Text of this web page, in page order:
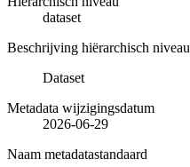
dataset
Beschrijving hiërarchisch niveau
Dataset
Metadata wijzigingsdatum
2026-06-29
Naam metadatastandaard